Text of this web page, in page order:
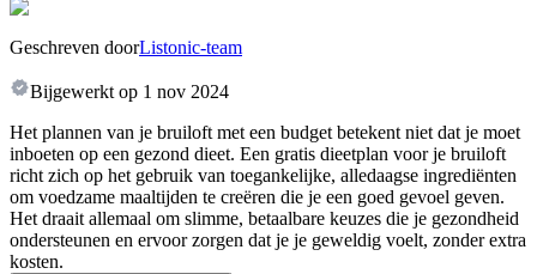
Geschreven doorListonic-team
Bijgewerkt op 1 nov 2024
Het plannen van je bruiloft met een budget betekent niet dat je moet
inboeten op een gezond dieet. Een gratis dieetplan voor je bruiloft
richt zich op het gebruik van toegankelijke, alledaagse ingrediënten
om voedzame maaltijden te creëren die je een goed gevoel geven.
Het draait allemaal om slimme, betaalbare keuzes die je gezondheid
ondersteunen en ervoor zorgen dat je je geweldig voelt, zonder extra
kosten.